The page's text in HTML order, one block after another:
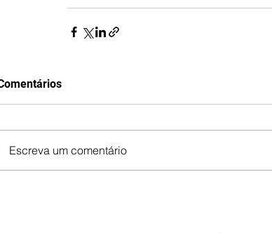
Escreva um comentário